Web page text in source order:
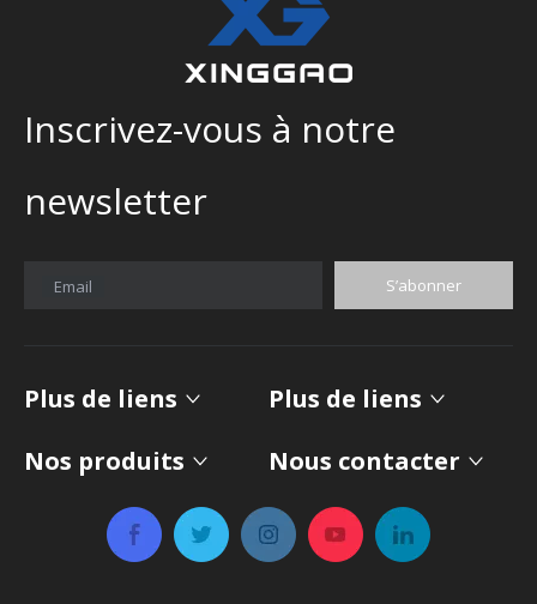
Inscrivez-vous à notre
newsletter
Email S’abonner
Plus de liens
Plus de liens
Nos produits
Nous contacter